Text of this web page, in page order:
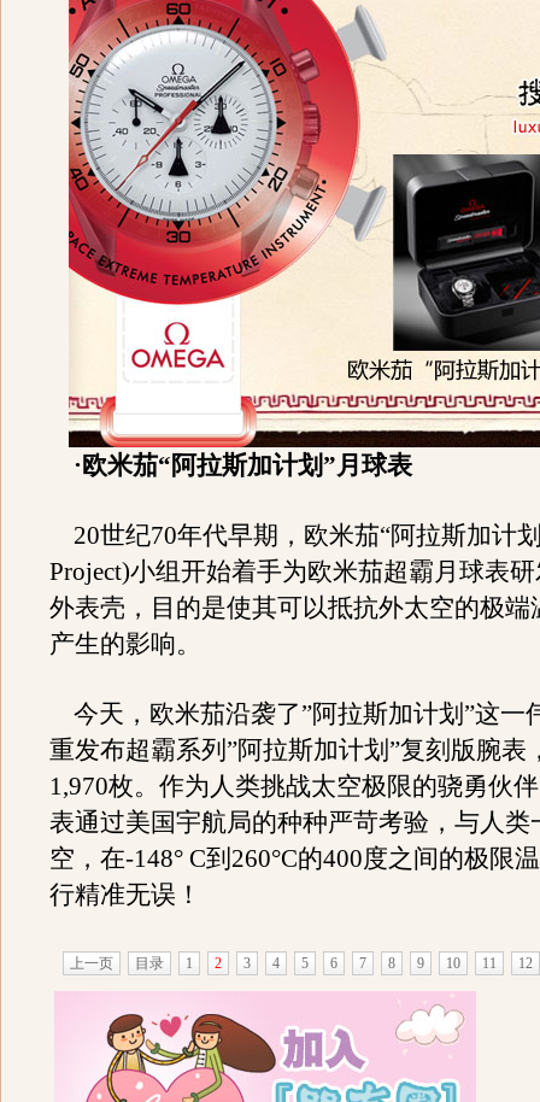
·欧米茄“阿拉斯加计划”月球表
20世纪70年代早期，欧米茄“阿拉斯加计
Project)小组开始着手为欧米茄超霸月球表
外表壳，目的是使其可以抵抗外太空的极端
产生的影响。
今天，欧米茄沿袭了”阿拉斯加计划”这一
重发布超霸系列”阿拉斯加计划”复刻版腕表
1,970枚。作为人类挑战太空极限的骁勇伙
表通过美国宇航局的种种严苛考验，与人类
空，在-148° C到260°C的400度之间的极限
行精准无误！
上一页 目录 1 2 3 4 5 6 7 8 9 10 11 12